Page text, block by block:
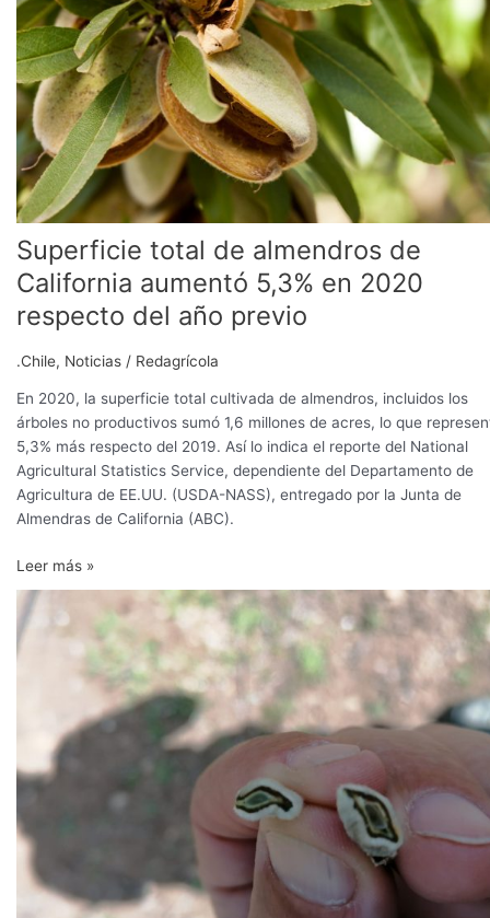
Superficie total de almendros de
California aumentó 5,3% en 2020
respecto del año previo
.Chile, Noticias / Redagrícola
En 2020, la superficie total cultivada de almendros, incluidos los
árboles no productivos sumó 1,6 millones de acres, lo que
5,3% más respecto del 2019. Así lo indica el reporte del National
Agricultural Statistics Service, dependiente del Departamento de
Agricultura de EE.UU. (USDA-NASS), entregado por la Junta de
Almendras de California (ABC).
de
California
aumentó
5,3%
en
2020
respecto
del
año
previo
Leer más »
Heladas
causan
almendro
Andalucía